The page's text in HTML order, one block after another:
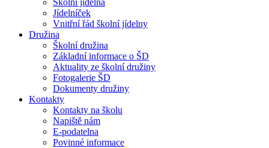
Školní jídelna
Jídelníček
Vnitřní řád školní jídelny
Družina
Školní družina
Základní informace o ŠD
Aktuality ze školní družiny
Fotogalerie ŠD
Dokumenty družiny
Kontakty
Kontakty na školu
Napiště nám
E-podatelna
Povinné informace